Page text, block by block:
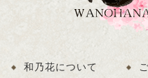
和乃花について